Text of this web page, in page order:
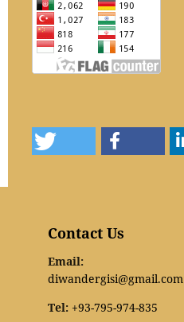
Contact Us
Email:
diwandergisi@gmail.com
Tel: +93-795-974-835